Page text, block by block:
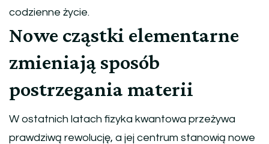
codzienne życie.
Nowe cząstki elementarne
zmieniają sposób
postrzegania materii
W ostatnich latach fizyka kwantowa przeżywa
prawdziwą rewolucję, a jej centrum stanowią nowe